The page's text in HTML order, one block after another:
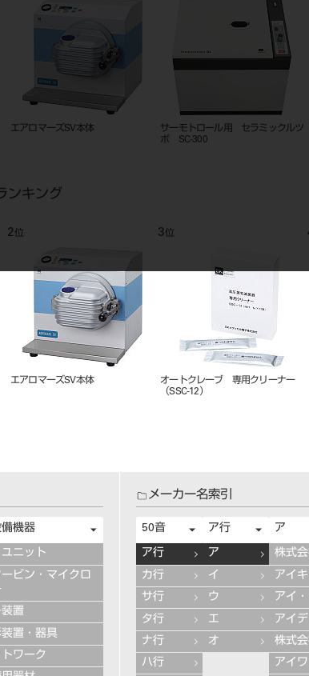
エアロマーズ用カーボンルツボ SC-
ナショナル ブローパイプ
ンキング
8位
スーパーポンプFD
9位
AIR GUARD SP(エアーガード
SP) #
機器
ニット
ビン・マイクロ
装置
置・器具
ワーク
メーカー名索引
50音
ア行
カ行
サ行
タ行
ナ行
ハ行
ア行
ア
イ
ウ
エ
オ
ア
株式
アイ
アイ
アイ
株式
アイ